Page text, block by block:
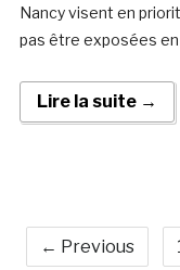
Nancy visent en
pas être exposées
Lire la suite →
← Previous